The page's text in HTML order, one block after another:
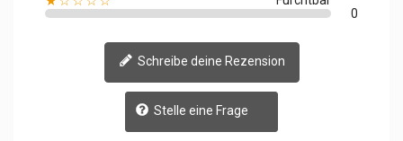
0
Schreibe deine Rezension
Stelle eine Frage